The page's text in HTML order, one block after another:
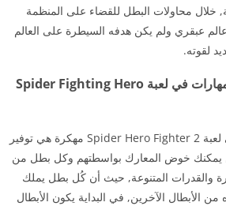
خلال محاولات البطل للقضاء على المنظمة
عبقري ولم يكن هدفه السيطرة على العالم
لقوته.
تعدد الأبطال وتحسين المهارات في لعبة Spider Fighting Hero
من أبرز المزايا المتاحة في لعبة Spider Hero Fighter 2 مهكرة هي توفير
يمكنك خوض المعارك بواسطتهم وكل بطل من
والقدرات المتنوعة, حيث أن كُل بطل يملك
من الأبطال الآخرين, في البداية يكون الأبطال